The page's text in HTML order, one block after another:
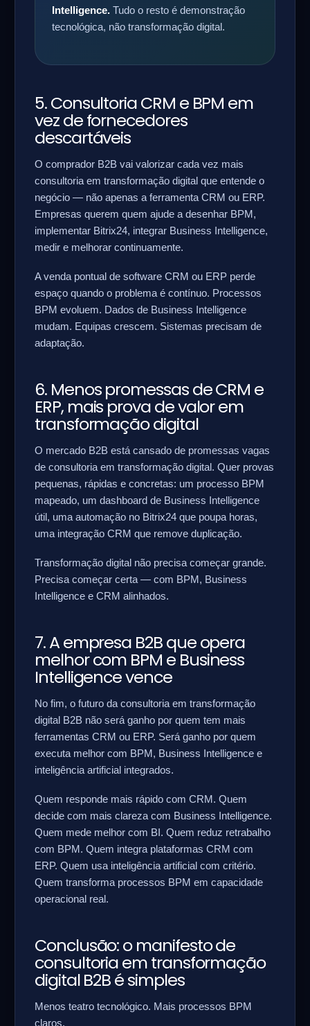
Intelligence. Tudo o resto é demonstração
tecnológica, não transformação digital.
5. Consultoria CRM e BPM em
vez de fornecedores
descartáveis
O comprador B2B vai valorizar cada vez mais
consultoria em transformação digital que entende o
negócio — não apenas a ferramenta CRM ou ERP.
Empresas querem quem ajude a desenhar BPM,
implementar Bitrix24, integrar Business Intelligence,
medir e melhorar continuamente.
A venda pontual de software CRM ou ERP perde
espaço quando o problema é contínuo. Processos
BPM evoluem. Dados de Business Intelligence
mudam. Equipas crescem. Sistemas precisam de
adaptação.
6. Menos promessas de CRM e
ERP, mais prova de valor em
transformação digital
O mercado B2B está cansado de promessas vagas
de consultoria em transformação digital. Quer provas
pequenas, rápidas e concretas: um processo BPM
mapeado, um dashboard de Business Intelligence
útil, uma automação no Bitrix24 que poupa horas,
uma integração CRM que remove duplicação.
Transformação digital não precisa começar grande.
Precisa começar certa — com BPM, Business
Intelligence e CRM alinhados.
7. A empresa B2B que opera
melhor com BPM e Business
Intelligence vence
No fim, o futuro da consultoria em transformação
digital B2B não será ganho por quem tem mais
ferramentas CRM ou ERP. Será ganho por quem
executa melhor com BPM, Business Intelligence e
inteligência artificial integrados.
Quem responde mais rápido com CRM. Quem
decide com mais clareza com Business Intelligence.
Quem mede melhor com BI. Quem reduz retrabalho
com BPM. Quem integra plataformas CRM com
ERP. Quem usa inteligência artificial com critério.
Quem transforma processos BPM em capacidade
operacional real.
Conclusão: o manifesto de
consultoria em transformação
digital B2B é simples
Menos teatro tecnológico. Mais processos BPM
claros.